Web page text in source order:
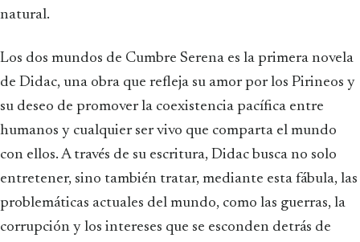
natural.
Los dos mundos de Cumbre Serena es la primera novela
de Didac, una obra que refleja su amor por los Pirineos y
su deseo de promover la coexistencia pacífica entre
humanos y cualquier ser vivo que comparta el mundo
con ellos. A través de su escritura, Didac busca no solo
entretener, sino también tratar, mediante esta fábula, las
problemáticas actuales del mundo, como las guerras, la
corrupción y los intereses que se esconden detrás de